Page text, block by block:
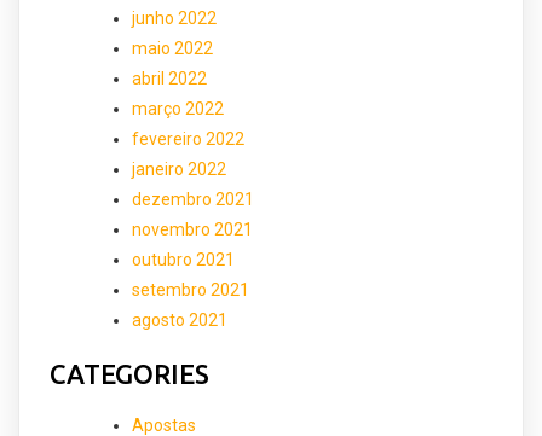
junho 2022
maio 2022
abril 2022
março 2022
fevereiro 2022
janeiro 2022
dezembro 2021
novembro 2021
outubro 2021
setembro 2021
agosto 2021
CATEGORIES
Apostas